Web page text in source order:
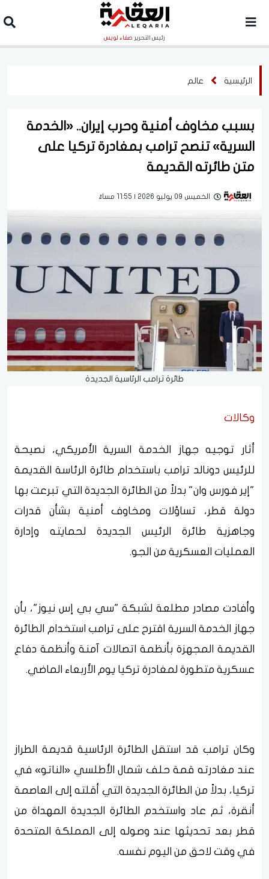
رئيس التحرير صفاء لويس
الرئيسية عالم
بسبب مخاوف أمنية وحرب إيران.. «الخدمة
السرية» تنصح ترامب بمغادرة تركيا على
متن طائرته القديمة
الخميس 09 يوليو 2026 | 11:55 مساءً
طائرة ترامب الرئاسية الجديدة
وكالات
أثار توجيه جهاز الخدمة السرية الأمريكي، نصيحة
للرئيس دونالد ترامب باستخدام طائرة الرئاسة القديمة
"إير فورس وان" بدلاً من الطائرة الجديدة التي تبرعت بها
دولة قطر، تساؤلات ومخاوف أمنية بشأن قدرات
وجاهزية طائرة الرئيس الجديدة لحمايته وإدارة
العمليات العسكرية من الجو.
وأفادت مصادر مطلعة لشبكة "سي بي إس نيوز"، بأن
جهاز الخدمة السرية اقترح على ترامب استخدام الطائرة
القديمة المجهزة بأنظمة اتصالات آمنة وأنظمة دفاع
عسكرية متطورة لمغادرة تركيا يوم الأربعاء الماضي.
وكان ترامب قد استقل الطائرة الرئاسية قديمة الطراز
عند مغادرته قمة حلف شمال الأطلسي «الناتو» في
تركيا، بدلاً من الطائرة الجديدة التي أقلته إلى العاصمة
أنقرة، ثم عاد واستخدم الطائرة الجديدة المهداة من
قطر بعد تحديثها عند وصوله إلى المملكة المتحدة
في وقت لاحق من اليوم نفسه.